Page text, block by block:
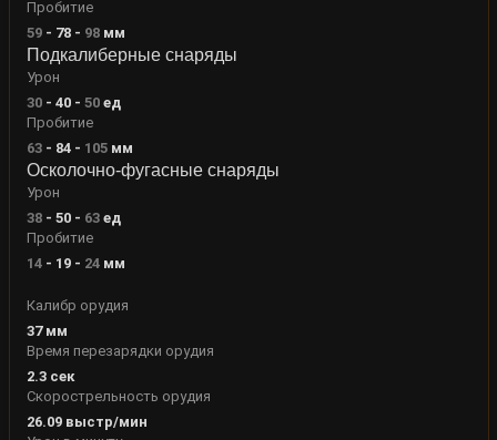
Пробитие
59- 78- 98 мм
Подкалиберные снаряды
Урон
30- 40- 50ед
Пробитие
63- 84- 105 мм
Осколочно-фугасные снаряды
Урон
38- 50- 63ед
Пробитие
14- 19- 24 мм
Калибр орудия
37мм
Время перезарядки орудия
2.3сек
Скорострельность орудия
26.09выстр/мин